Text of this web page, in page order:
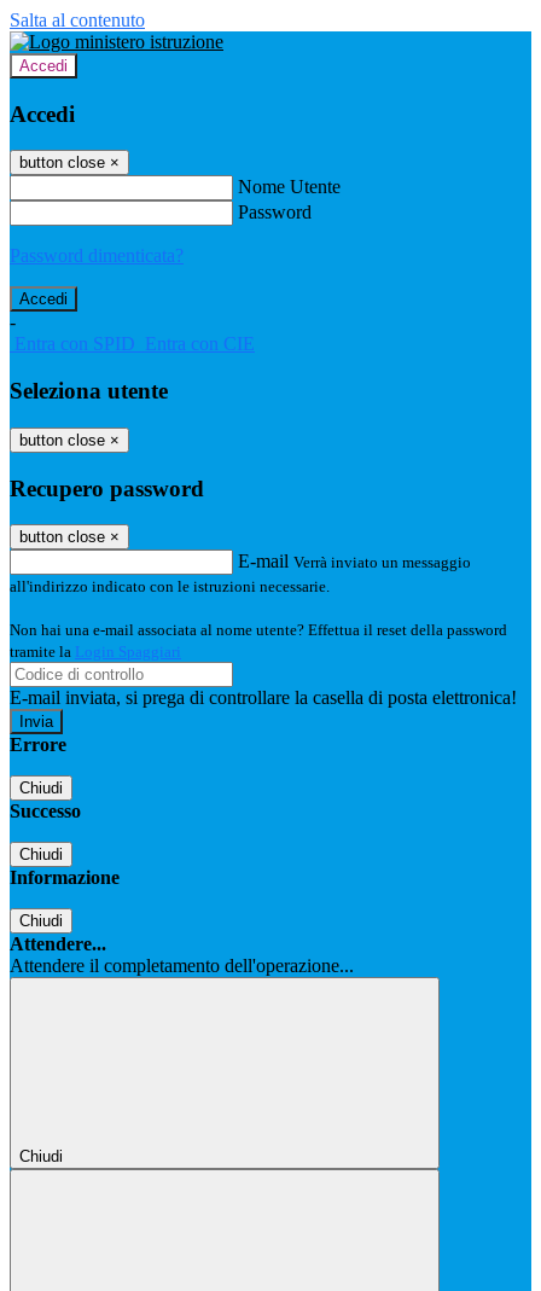
Salta al contenuto
Accedi
Accedi
button close ×
Nome Utente
Password
Password dimenticata?
-
Entra con SPID Entra con CIE
Seleziona utente
button close ×
Recupero password
button close ×
E-mail Verrà inviato un messaggio
all'indirizzo indicato con le istruzioni necessarie.
Non hai una e-mail associata al nome utente? Effettua il reset della password
tramite la Login Spaggiari
E-mail inviata, si prega di controllare la casella di posta elettronica!
Errore
Chiudi
Successo
Chiudi
Informazione
Chiudi
Attendere...
Attendere il completamento dell'operazione...
Chiudi